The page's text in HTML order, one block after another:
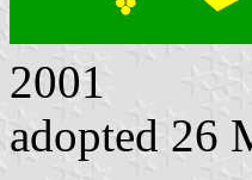
2001
adopted 26